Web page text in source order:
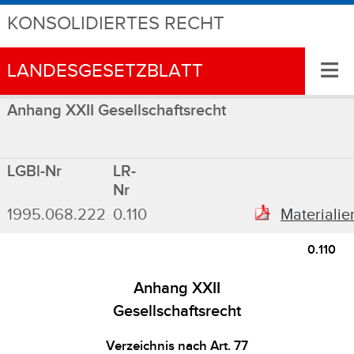
KONSOLIDIERTES RECHT
LANDESGESETZBLATT ≡
Anhang XXII Gesellschaftsrecht
LGBl-Nr
LR-
Nr
1995.068.222 0.110